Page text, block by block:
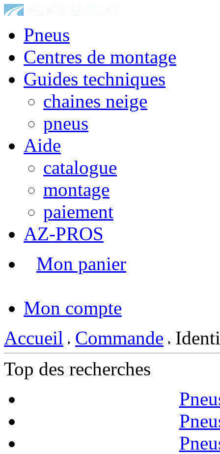
Pneus
Centres de montage
Guides techniques
chaines neige
pneus
Aide
catalogue
montage
paiement
AZ-PROS
Mon panier
Mon compte
Accueil
Commande
Top des recherches